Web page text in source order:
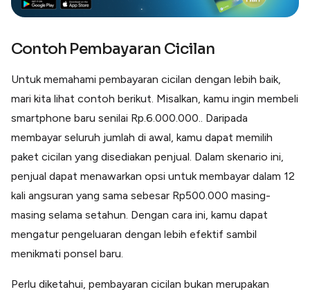
Contoh Pembayaran Cicilan
Untuk memahami pembayaran cicilan dengan lebih baik,
mari kita lihat contoh berikut. Misalkan, kamu ingin membeli
smartphone baru senilai Rp.6.000.000.. Daripada
membayar seluruh jumlah di awal, kamu dapat memilih
paket cicilan yang disediakan penjual. Dalam skenario ini,
penjual dapat menawarkan opsi untuk membayar dalam 12
kali angsuran yang sama sebesar Rp500.000 masing-
masing selama setahun. Dengan cara ini, kamu dapat
mengatur pengeluaran dengan lebih efektif sambil
menikmati ponsel baru.
Perlu diketahui, pembayaran cicilan bukan merupakan